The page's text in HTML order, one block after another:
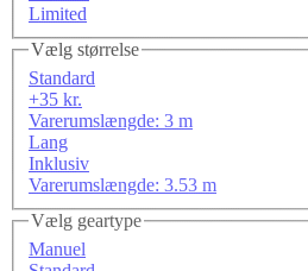
Limited
Vælg størrelse
Standard
+35 kr.
Varerumslængde: 3 m
Lang
Inklusiv
Varerumslængde: 3.53 m
Vælg geartype
Manuel